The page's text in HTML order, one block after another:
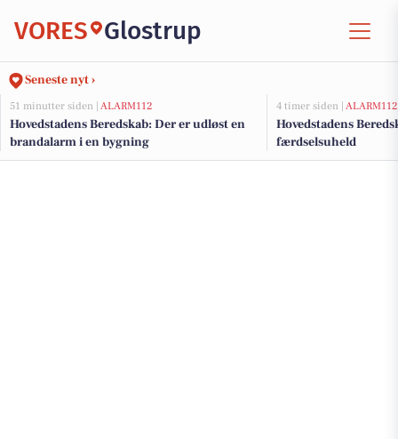
VORES Glostrup
Seneste nyt ›
51 minutter siden | ALARM112
Hovedstadens Beredskab: Der er udløst en
brandalarm i en bygning
4 timer siden | ALARM112
Hovedstadens
færdselsuheld